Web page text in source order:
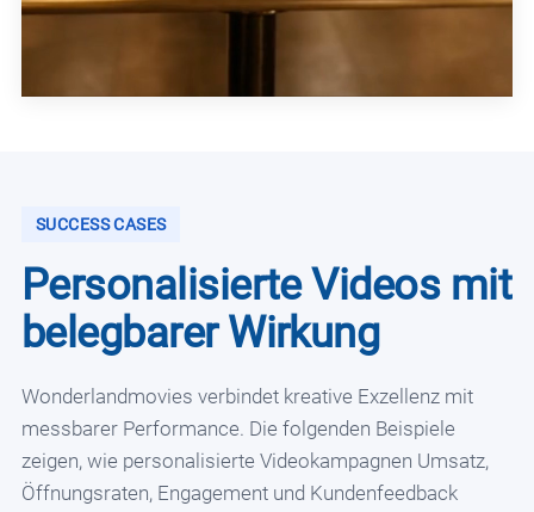
SUCCESS CASES
Personalisierte Videos mit
belegbarer Wirkung
Wonderlandmovies verbindet kreative Exzellenz mit
messbarer Performance. Die folgenden Beispiele
zeigen, wie personalisierte Videokampagnen Umsatz,
Öffnungsraten, Engagement und Kundenfeedback